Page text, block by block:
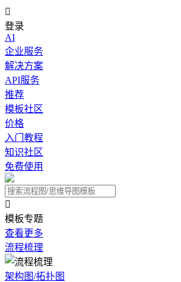

登录
AI
企业服务
解决方案
API服务
推荐
模板社区
价格
入门教程
知识社区
免费使用

模板专题
查看更多
流程梳理
架构图/拓扑图